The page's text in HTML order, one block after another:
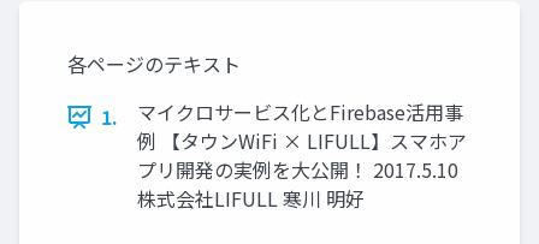
各ページのテキスト
1.
マイクロサービス化とFirebase活用事
例 【タウンWiFi × LIFULL】スマホア
プリ開発の実例を大公開！ 2017.5.10
株式会社LIFULL 寒川 明好